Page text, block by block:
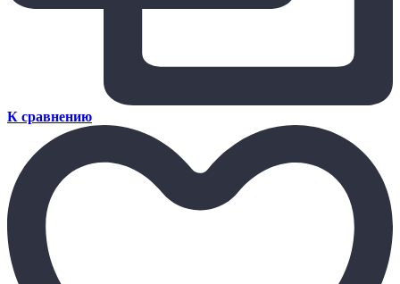
К сравнению